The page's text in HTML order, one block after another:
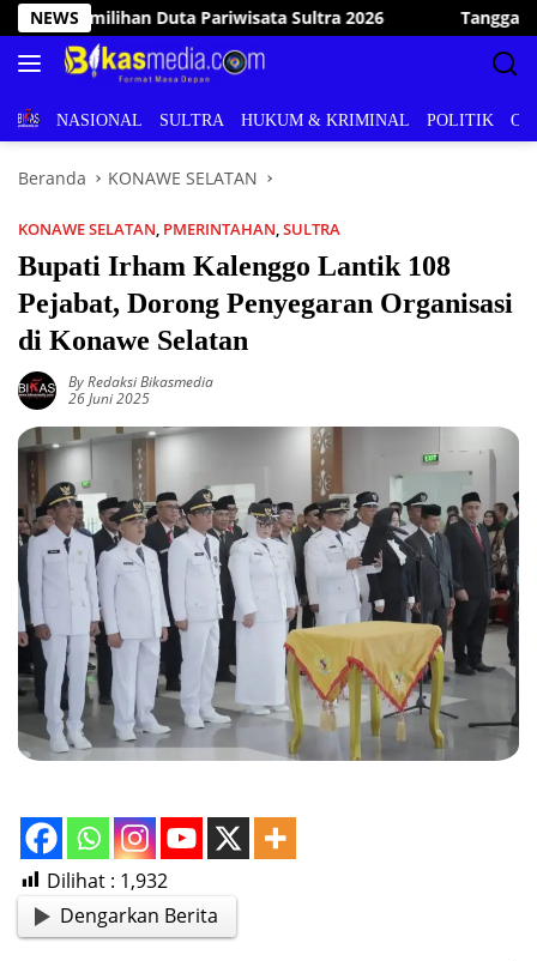
Langsung
ke
konten
NEWS Tanggap Bencana, Wakil Bupati Konawe Selatan
BERITANASIONAL SULTRA HUKUM & KRIMINAL POLITIK
Beranda KONAWE SELATAN
KONAWE SELATAN, PMERINTAHAN,SULTRA
Bupati Irham Kalenggo Lantik 108
Pejabat, Dorong Penyegaran Organisasi
di Konawe Selatan
By Redaksi Bikasmedia
26 Juni 2025
Dilihat : 1,932
Dengarkan Berita